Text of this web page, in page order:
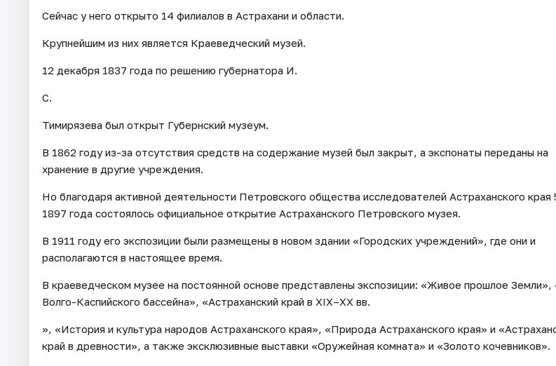
Сейчас у него открыто 14 филиалов в Астрахани и области.
Крупнейшим из них является Краеведческий музей.
12 декабря 1837 года по решению губернатора И.
С.
Тимирязева был открыт Губернский музеум.
В 1862 году из-за отсутствия средств на содержание музей был закрыт, а экспонаты переданы на
хранение в другие учреждения.
Но благодаря активной деятельности Петровского общества исследователей Астраханского края
1897 года состоялось официальное открытие Астраханского Петровского музея.
В 1911 году его экспозиции были размещены в новом здании «Городских учреждений», где они и
располагаются в настоящее время.
В краеведческом музее на постоянной основе представлены экспозиции: «Живое прошлое
Волго-Каспийского бассейна», «Астраханский край в XIX–XX вв.
», «История и культура народов Астраханского края», «Природа Астраханского края» и
край в древности», а также эксклюзивные выставки «Оружейная комната» и «Золото кочевников».